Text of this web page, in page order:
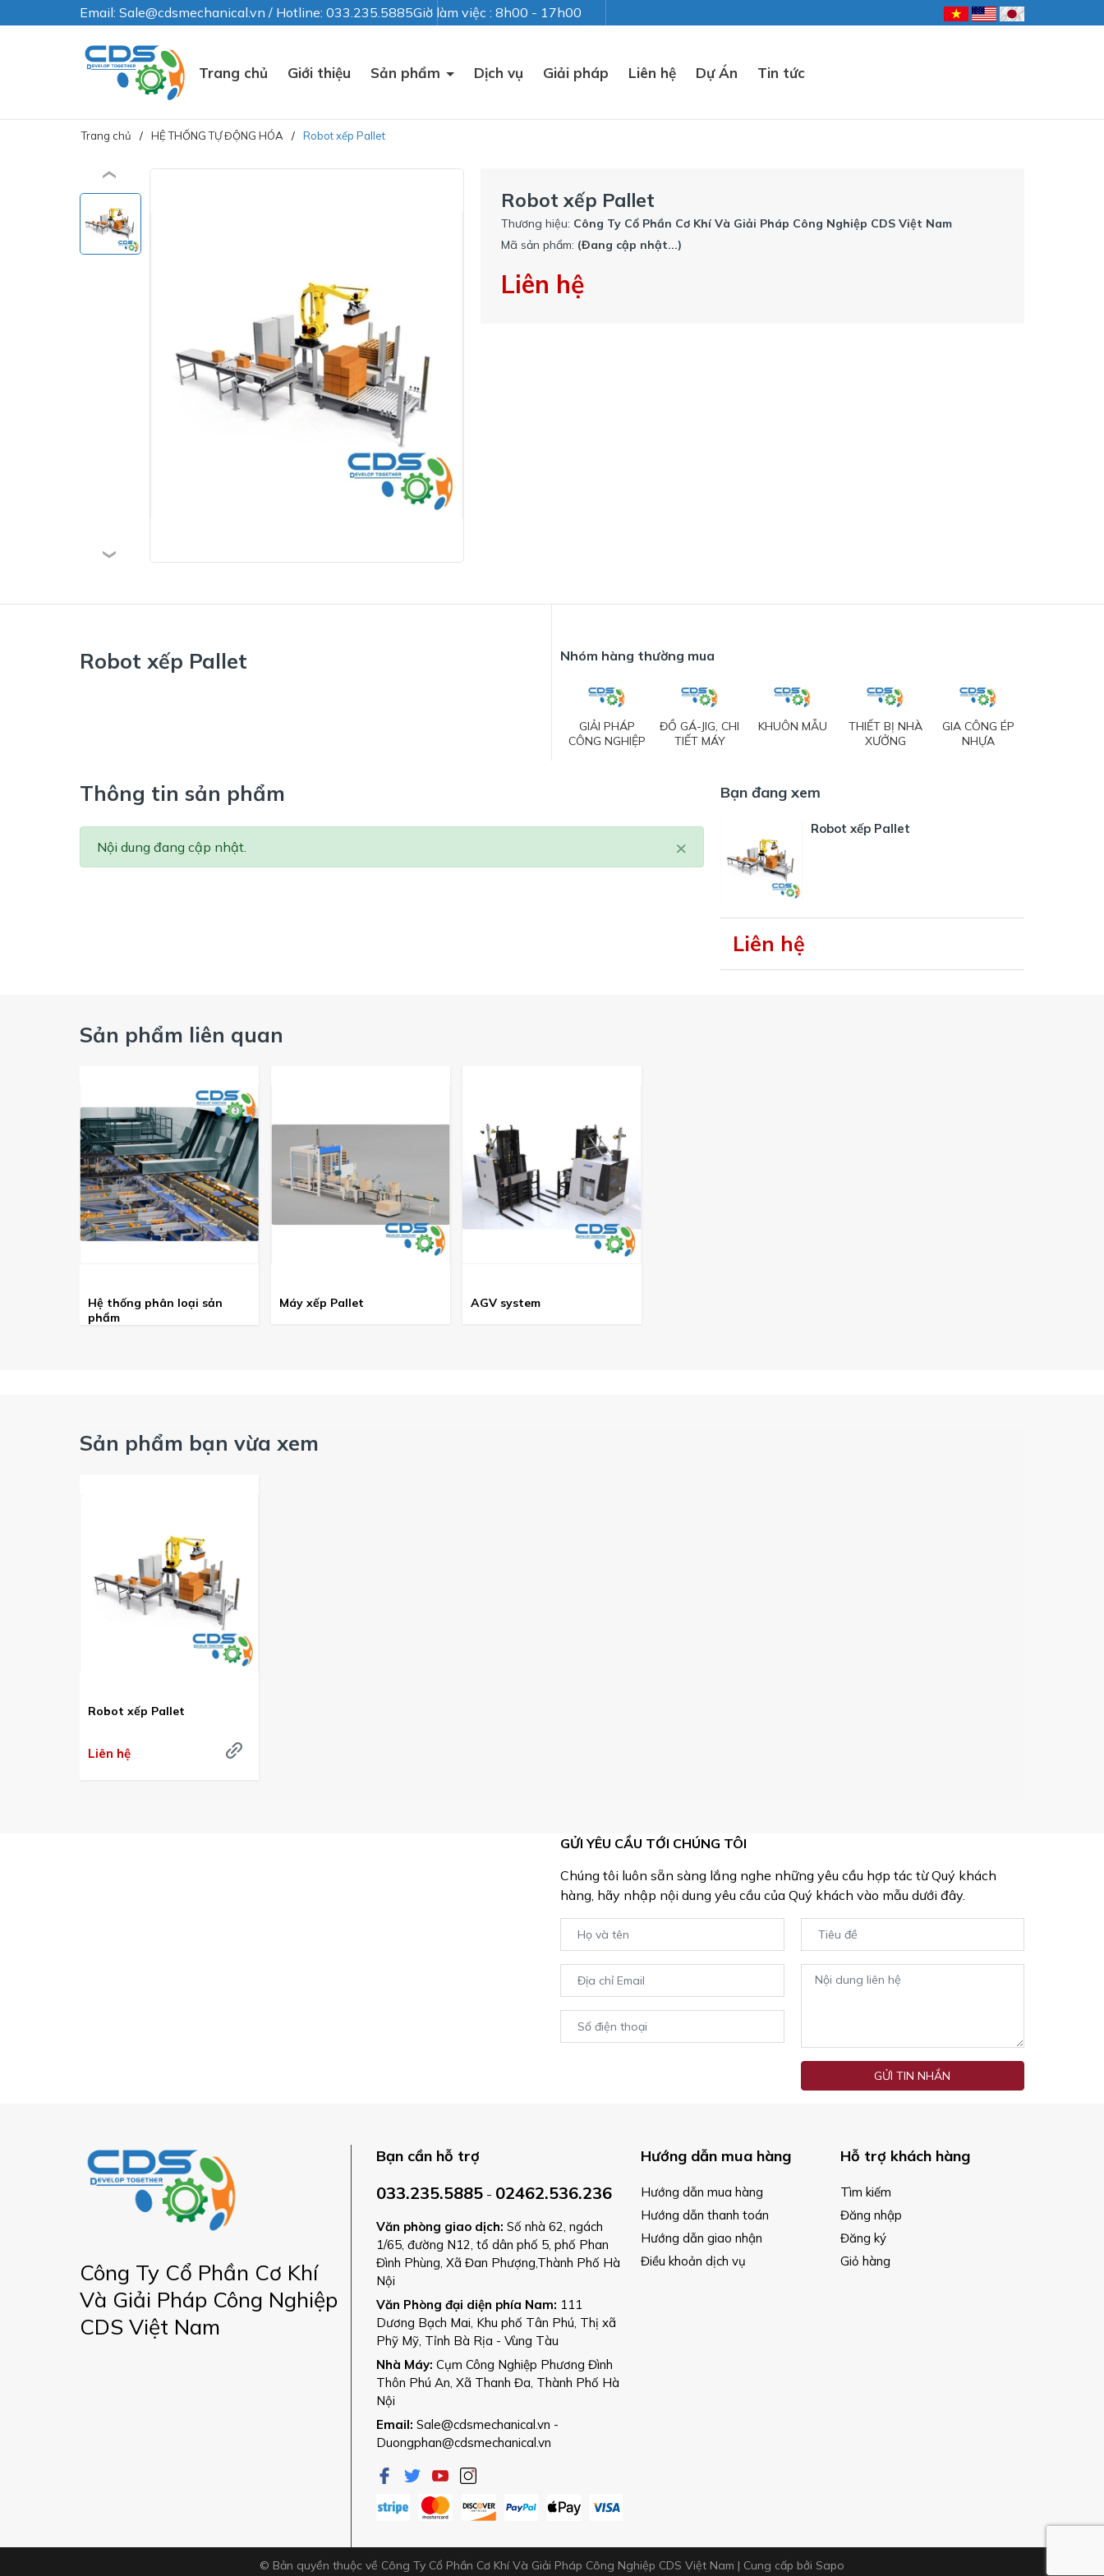
Email: Sale@cdsmechanical.vn / Hotline: 033.235.5885Giờ làm việc : 8h00 - 17h00
Trang chủ Giới thiệu Sản phẩm Dịch vụ Giải pháp Liên hệ Dự Án Tin tức
Trang chủ HỆ THỐNG TỰ ĐỘNG HÓA Robot xếp Pallet
Robot xếp Pallet
Thương hiệu: Công Ty Cổ Phần Cơ Khí Và Giải Pháp Công Nghiệp CDS Việt Nam
Mã sản phẩm: (Đang cập nhật...)
Liên hệ
Robot xếp Pallet Nhóm hàng thường mua
GIẢI PHÁP
CÔNG NGHIỆP
ĐỒ GÁ-JIG, CHI
TIẾT MÁY
KHUÔN MẪU
THIẾT BỊ NHÀ
XƯỞNG
GIA CÔNG ÉP
NHỰA
Thông tin sản phẩm
×
Nội dung đang cập nhật.
Bạn đang xem
Robot xếp Pallet
Liên hệ
Sản phẩm liên quan
Hệ thống phân loại sản
phẩm
Máy xếp Pallet AGV system
Sản phẩm bạn vừa xem
Robot xếp Pallet
Liên hệ
GỬI YÊU CẦU TỚI CHÚNG TÔI
Chúng tôi luôn sẵn sàng lắng nghe những yêu cầu hợp tác từ Quý khách
hàng, hãy nhập nội dung yêu cầu của Quý khách vào mẫu dưới đây.
GỬI TIN NHẮN
Công Ty Cổ Phần Cơ Khí
Và Giải Pháp Công Nghiệp
CDS Việt Nam
Bạn cần hỗ trợ
033.235.5885 - 02462.536.236
Văn phòng giao dịch:Số nhà 62, ngách
1/65, đường N12, tổ dân phố 5, phố Phan
Đình Phùng, Xã Đan Phượng,Thành Phố Hà
Nội
Văn Phòng đại diện phía Nam: 111
Dương Bạch Mai, Khu phố Tân Phú, Thị xã
Phỹ Mỹ, Tỉnh Bà Rịa - Vùng Tàu
Nhà Máy:Cụm Công Nghiệp Phương Đình
Thôn Phú An, Xã Thanh Đa, Thành Phố Hà
Nội
Email:Sale@cdsmechanical.vn -
Duongphan@cdsmechanical.vn
Hướng dẫn mua hàng
Hướng dẫn mua hàng
Hướng dẫn thanh toán
Hướng dẫn giao nhận
Điều khoản dịch vụ
Hỗ trợ khách hàng
Tìm kiếm
Đăng nhập
Đăng ký
Giỏ hàng
© Bản quyền thuộc về Công Ty Cổ Phần Cơ Khí Và Giải Pháp Công Nghiệp CDS Việt Nam | Cung cấp bởi Sapo